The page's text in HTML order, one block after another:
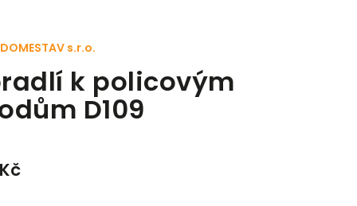
k policovým
D109
DOMESTAV s.r.o.